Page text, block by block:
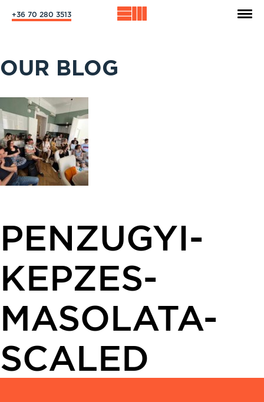
+36 70 280 3513
OUR BLOG
PENZUGYI-
KEPZES-
MASOLATA-
SCALED